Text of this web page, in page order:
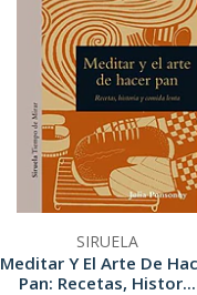
SIRUELA
Meditar Y El Arte De
Pan: Recetas, Histor...